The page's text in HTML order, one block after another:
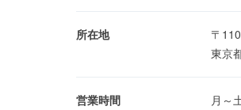
所在地
〒
東京
営業時間
月～